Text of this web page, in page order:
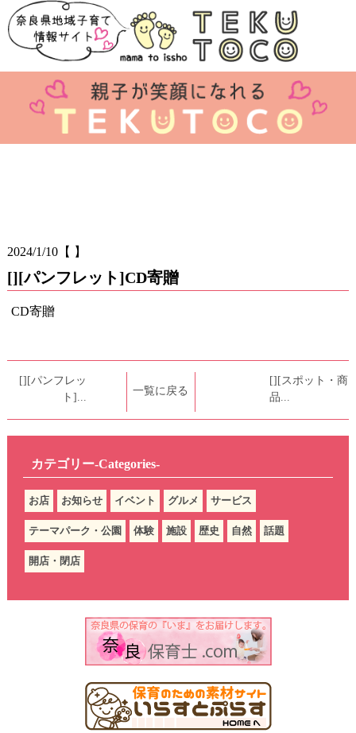
2024/1/10【 】
[][パンフレット]CD寄贈
CD寄贈
[][パンフレッ
ト]...
一覧に戻る
[][スポット・商
品...
カテゴリー-Categories-
お店 お知らせ イベント グルメ サービス
テーマパーク・公園 体験 施設 歴史 自然 話題
開店・閉店